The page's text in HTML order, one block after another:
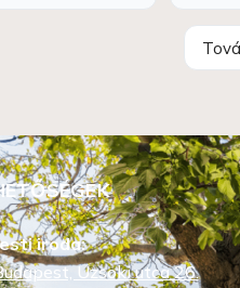
iroda:
Uzsoki utca 26.